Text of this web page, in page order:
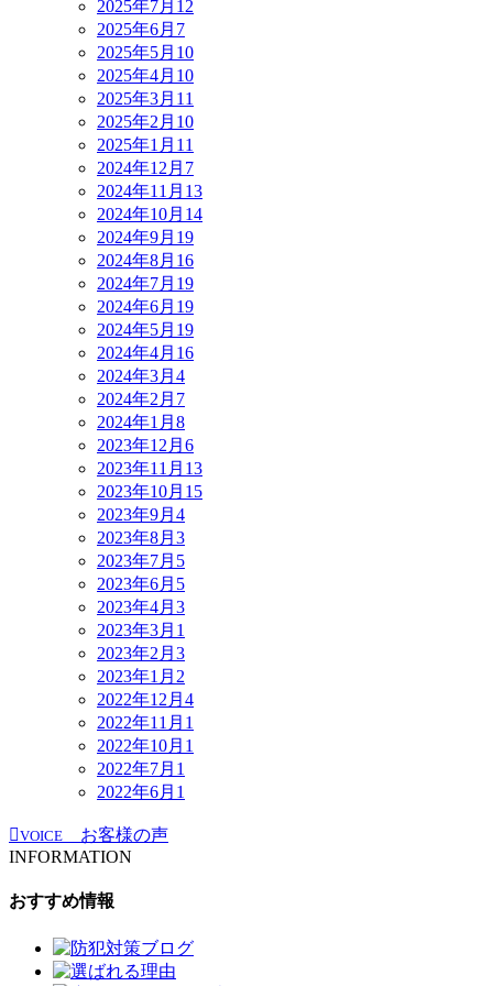
2025年7月 12
2025年6月 7
2025年5月 10
2025年4月 10
2025年3月 11
2025年2月 10
2025年1月 11
2024年12月 7
2024年11月 13
2024年10月 14
2024年9月 19
2024年8月 16
2024年7月 19
2024年6月 19
2024年5月 19
2024年4月 16
2024年3月 4
2024年2月 7
2024年1月 8
2023年12月 6
2023年11月 13
2023年10月 15
2023年9月 4
2023年8月 3
2023年7月 5
2023年6月 5
2023年4月 3
2023年3月 1
2023年2月 3
2023年1月 2
2022年12月 4
2022年11月 1
2022年10月 1
2022年7月 1
2022年6月 1
VOICE
お客様の声
INFORMATION
おすすめ情報